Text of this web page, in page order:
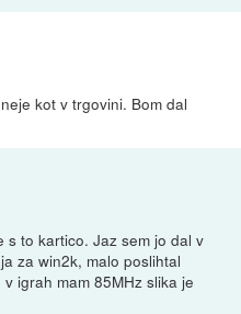
kot v trgovini. Bom dal
s to kartico. Jaz sem jo dal v
za win2k, malo poslihtal
igrah mam 85MHz slika je